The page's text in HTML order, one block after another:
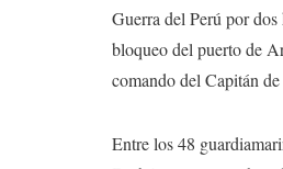
Guerra del Perú por
bloqueo del puerto de
comando del Capitán
Entre los 48